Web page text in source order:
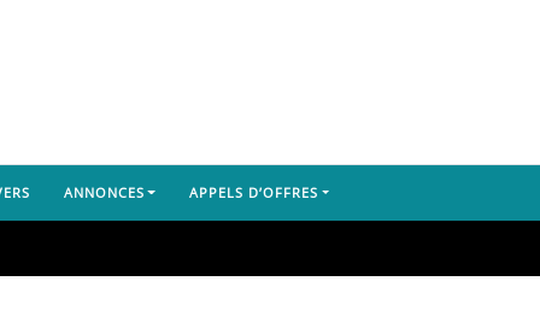
ANNONCES APPELS D’OFFRES